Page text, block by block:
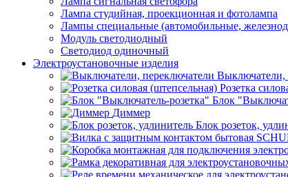
Лампа студийная, проекционная и фотолампа
Лампы специальные (автомобильные,
Модуль светодиодный
Светодиод одиночный
Электроустановочные изделия
Выключатели,
Розетка
Блок
Диммер
Блок розеток,